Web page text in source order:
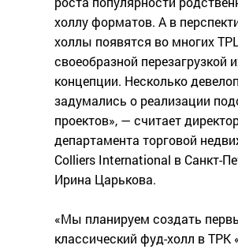
холлу форматов. А в
холлы появятся во многих
своеобразной перезагрузкой
концепции. Несколько
задумались о реализации
проектов», — считает
департамента торговой
Colliers International в Санкт-
Ирина Царькова.
«Мы планируем создать
классический фуд-холл в ТРК